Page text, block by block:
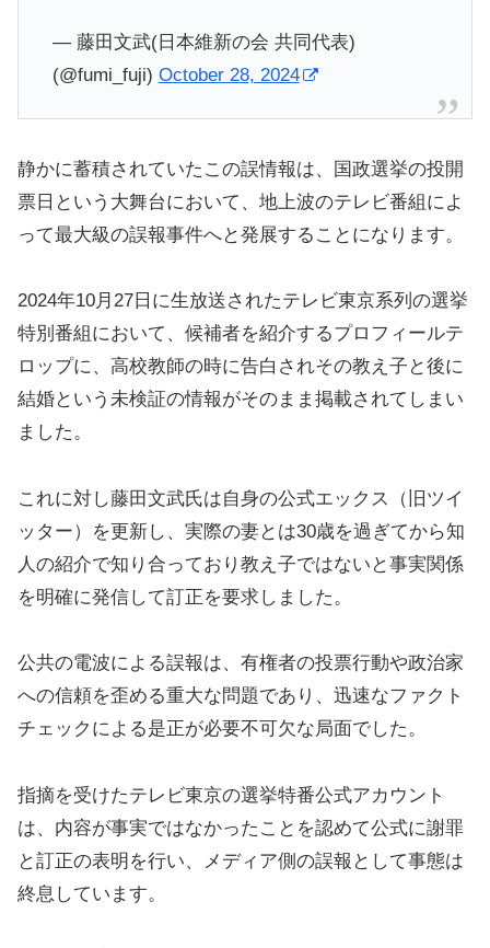
— 藤田文武(日本維新の会 共同代表)
(@fumi_fuji) October 28, 2024
静かに蓄積されていたこの誤情報は、国政選挙の投開
票日という大舞台において、地上波のテレビ番組によ
って最大級の誤報事件へと発展することになります。
2024年10月27日に生放送されたテレビ東京系列の選挙
特別番組において、候補者を紹介するプロフィールテ
ロップに、高校教師の時に告白されその教え子と後に
結婚という未検証の情報がそのまま掲載されてしまい
ました。
これに対し藤田文武氏は自身の公式エックス（旧ツイ
ッター）を更新し、実際の妻とは30歳を過ぎてから知
人の紹介で知り合っており教え子ではないと事実関係
を明確に発信して訂正を要求しました。
公共の電波による誤報は、有権者の投票行動や政治家
への信頼を歪める重大な問題であり、迅速なファクト
チェックによる是正が必要不可欠な局面でした。
指摘を受けたテレビ東京の選挙特番公式アカウント
は、内容が事実ではなかったことを認めて公式に謝罪
と訂正の表明を行い、メディア側の誤報として事態は
終息しています。